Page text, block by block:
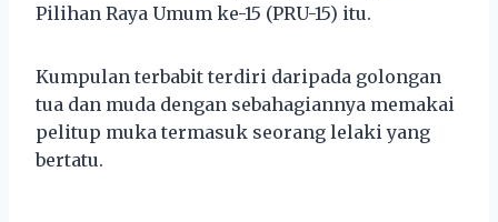
Pilihan Raya Umum ke-15 (PRU-15) itu.
Kumpulan terbabit terdiri daripada golongan
tua dan muda dengan sebahagiannya memakai
pelitup muka termasuk seorang lelaki yang
bertatu.